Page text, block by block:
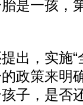
是一孩，
，实施“
政策来明
子，是否